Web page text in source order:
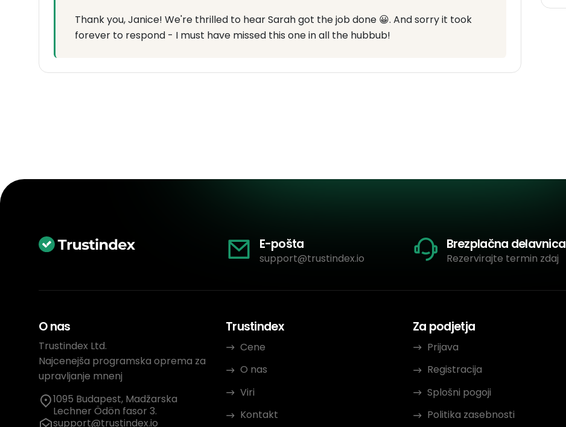
Thank you, Janice! We're thrilled to hear Sarah got the job done 😀. And sorry it took
forever to respond - I must have missed this one in all the hubbub!
E-pošta
support@trustindex.io
Brezplačna delavnica
Rezervirajte termin zdaj
O nas
Trustindex Ltd.
Najcenejša programska oprema za
upravljanje mnenj
1095 Budapest, Madžarska
Lechner Ödön fasor 3.
support@trustindex.io
Trustindex
Cene
O nas
Viri
Kontakt
Za podjetja
Prijava
Registracija
Splošni pogoji
Politika zasebnosti